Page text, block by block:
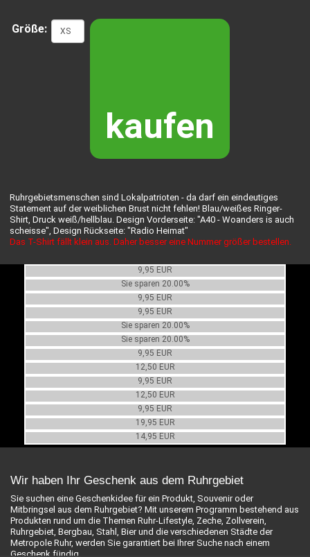
Größe:
kaufen
Ruhrgebietsmenschen sind Lokalpatrioten - da darf ein eindeutiges
Statement auf der weiblichen Brust nicht fehlen! Blau/weißes Ringer-
Shirt, Druck weiß/hellblau. Design Vorderseite: "A40 - Woanders is auch
scheisse", Design Rückseite: "Radio Heimat"
Das T-Shirt fällt klein aus. Daher besser eine Nummer größer bestellen.
9,95 EUR
Damen T-Shirt Zollverein Koodinaten
Nur 11,96 EUR
Sie sparen 20.00%
Local Heroes Damenshirt
9,95 EUR
A40 T-Shirt Damen, Woanders ist auch scheiße
9,95 EUR
Zollverein Damen T-Shirt 'Kumpel'
Statt 14,95 EUR
Nur 11,96 EUR
Sie sparen 20.00%
Damen T-Shirt Zollverein Doppelbock
Statt 14,95 EUR
Nur 11,96 EUR
Sie sparen 20.00%
Shirt - Grubenmann "Zeche Victoria"
9,95 EUR
Poloshirt Damen "leet speak"
12,50 EUR
T-Shirt Damen "leet speak"
9,95 EUR
Poloshirt Damen "Metropole RUHR"
12,50 EUR
T-Shirt Damen "Metropole RUHR"
9,95 EUR
Do-Rhino Damen-Poloshirt, beige
19,95 EUR
Do-Rhino Damen Poloshirt, hellblau
14,95 EUR
Wir haben Ihr Geschenk aus dem Ruhrgebiet
Sie suchen eine Geschenkidee für ein Produkt, Souvenir oder
Mitbringsel aus dem Ruhrgebiet? Mit unserem Programm bestehend aus
Produkten rund um die Themen Ruhr-Lifestyle, Zeche, Zollverein,
Ruhrgebiet, Bergbau, Stahl, Bier und die verschiedenen Städte der
Metropole Ruhr, werden Sie garantiert bei Ihrer Suche nach einem
Geschenk fündig.